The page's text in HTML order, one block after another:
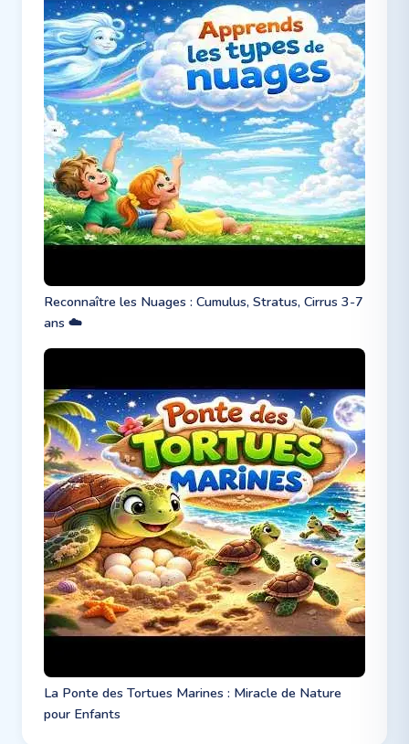
Reconnaître les Nuages : Cumulus, Stratus, Cirrus 3-7
ans ☁️
La Ponte des Tortues Marines : Miracle de Nature
pour Enfants